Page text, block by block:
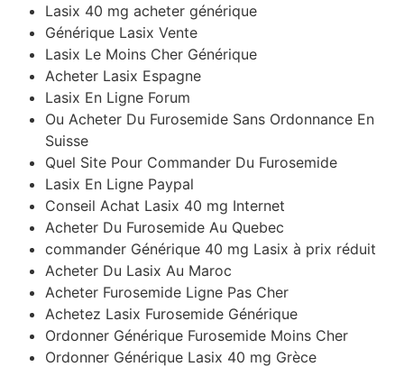
Lasix 40 mg acheter générique
Générique Lasix Vente
Lasix Le Moins Cher Générique
Acheter Lasix Espagne
Lasix En Ligne Forum
Ou Acheter Du Furosemide Sans Ordonnance En
Suisse
Quel Site Pour Commander Du Furosemide
Lasix En Ligne Paypal
Conseil Achat Lasix 40 mg Internet
Acheter Du Furosemide Au Quebec
commander Générique 40 mg Lasix à prix réduit
Acheter Du Lasix Au Maroc
Acheter Furosemide Ligne Pas Cher
Achetez Lasix Furosemide Générique
Ordonner Générique Furosemide Moins Cher
Ordonner Générique Lasix 40 mg Grèce